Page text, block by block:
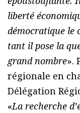
liberté
démocratique le
tant il pose la
grand nombre».
régionale en
Délégation
«La recherche